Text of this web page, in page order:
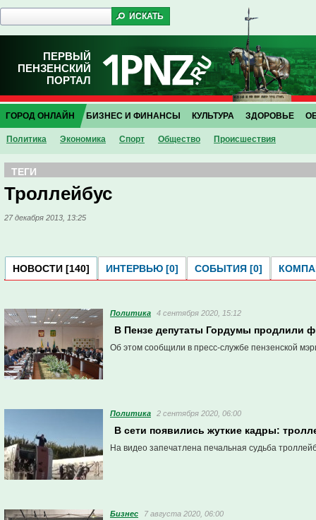
ПЕРВЫЙ
ПЕНЗЕНСКИЙ
ПОРТАЛ
ГОРОД ОНЛАЙН
Политика Экономика Спорт Общество Проиcшествия
БИЗНЕС И ФИНАНСЫ КУЛЬТУРА ЗДОРОВЬЕ
ТЕГИ
Троллейбус
27 декабря 2013, 13:25
НОВОСТИ [140] ИНТЕРВЬЮ [0] СОБЫТИЯ [0]
Политика 4 сентября 2020, 15:12
В Пензе депутаты Гордумы продлили
Об этом сообщили в пресс-службе пензенской
Политика 2 сентября 2020, 06:00
В сети появились жуткие кадры:
На видео запечатлена печальная судьба
Бизнес 7 августа 2020, 06:00